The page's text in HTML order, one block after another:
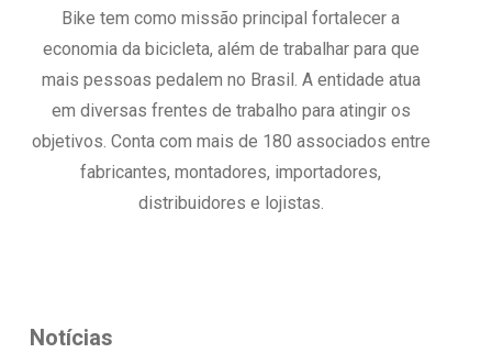
Bike tem como missão principal fortalecer a
economia da bicicleta, além de trabalhar para que
mais pessoas pedalem no Brasil. A entidade atua
em diversas frentes de trabalho para atingir os
objetivos. Conta com mais de 180 associados entre
fabricantes, montadores, importadores,
distribuidores e lojistas.
Notícias